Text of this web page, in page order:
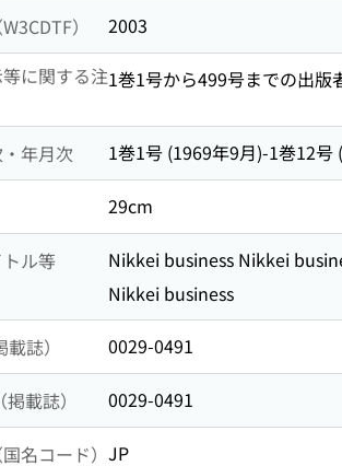
）
2003
に関する注1巻1号から499号までの出版
年月次 1巻1号 (1969年9月)-1巻12
29cm
ル等
Nikkei business Nikkei
Nikkei business
誌） 0029-0491
載誌） 0029-0491
名コード） JP